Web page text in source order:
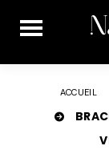
ACCUEIL